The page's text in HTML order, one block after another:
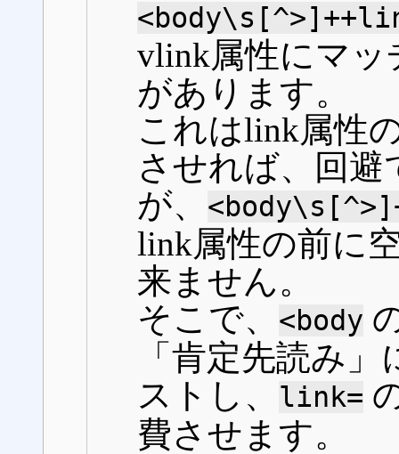
vlink属性にマッ
があります。
これはlink属性
させれば、回避
が、
link属性の前に
来ません。
そこで、
<body
「肯定先読み
ストし、
link=
費させます。